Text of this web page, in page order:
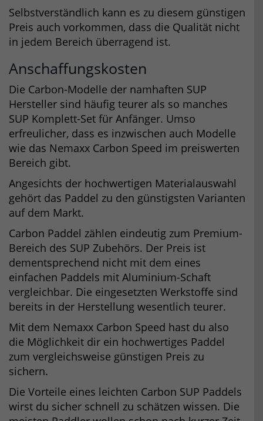
Selbstverständlich kann es zu diesem günstigen
Preis auch vorkommen, dass die Qualität nicht
in jedem Bereich überragend ist.
Anschaffungskosten
Die Carbon-Modelle der namhaften SUP
Hersteller sind häufig teurer als so manches
SUP Komplett-Set für Anfänger. Umso
erfreulicher, dass es inzwischen auch Modelle
wie das Nemaxx Carbon Speed im preiswerten
Bereich gibt.
Angesichts der hochwertigen Materialauswahl
gehört das Paddel zu den günstigsten Varianten
auf dem Markt.
Carbon Paddel zählen eindeutig zum Premium-
Bereich des SUP Zubehörs. Der Preis ist
dementsprechend nicht mit dem eines
einfachen Paddels mit Aluminium-Schaft
vergleichbar. Die eingesetzten Werkstoffe sind
bereits in der Herstellung wesentlich teurer.
Mit dem Nemaxx Carbon Speed hast du also
die Möglichkeit dir ein hochwertiges Paddel
zum vergleichsweise günstigen Preis zu
sichern.
Die Vorteile eines leichten Carbon SUP Paddels
wirst du sicher schnell zu schätzen wissen. Die